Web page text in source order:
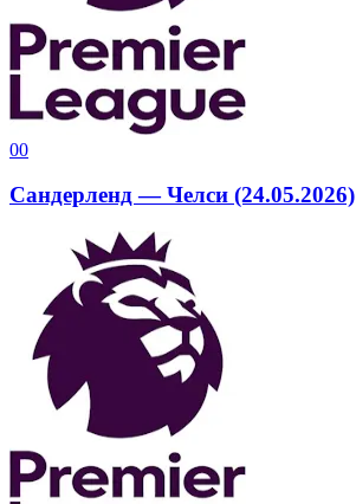
00
Сандерленд — Челси (24.05.2026)